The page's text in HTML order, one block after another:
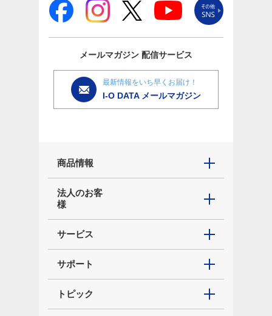
メールマガジン 配信サービス
最新情報をいち早くお届け！
I-O DATA メールマガジン
商品情報
法人のお客
様
サービス
サポート
トピック